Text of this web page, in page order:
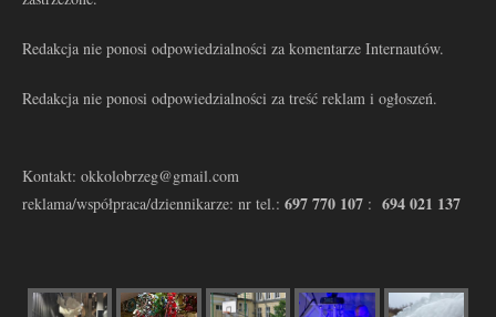
Redakcja nie ponosi odpowiedzialności za komentarze Internautów.
Redakcja nie ponosi odpowiedzialności za treść reklam i ogłoszeń.
Kontakt: okkolobrzeg@gmail.com
reklama/współpraca/dziennikarze: nr tel.: 697 770 107 : 694 021 137